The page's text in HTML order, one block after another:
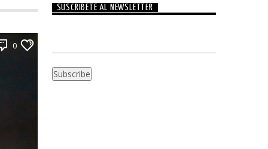
0
SUSCRÍBETE AL NEWSLETTER